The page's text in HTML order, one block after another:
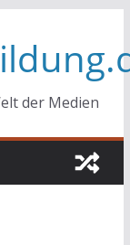
der Medien